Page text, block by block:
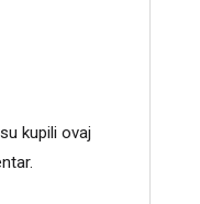
kupili ovaj